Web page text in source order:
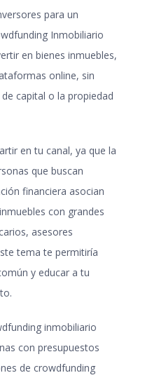
para un
Inmobiliario
en bienes inmuebles,
online, sin
capital o la propiedad
en tu canal, ya que la
que buscan
financiera asocian
con grandes
asesores
tema te permitiría
y educar a tu
inmobiliario
con presupuestos
de crowdfunding